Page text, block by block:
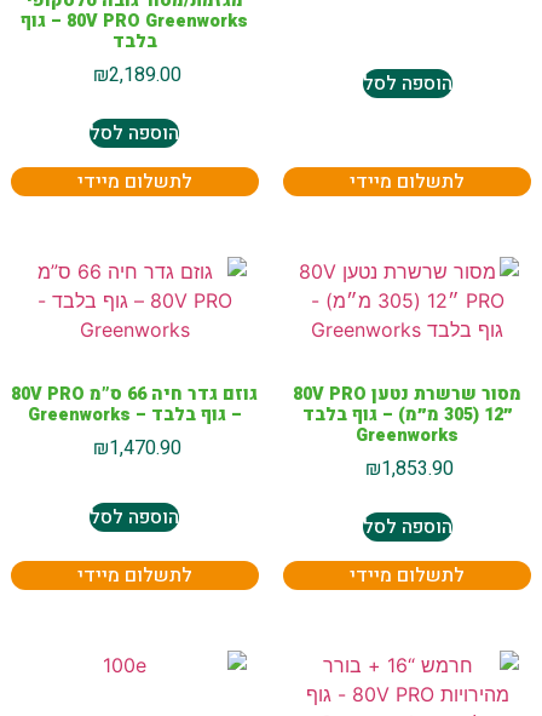
הוספה לסל
לתשלום מיידי
80V PRO Greenworks – גוף
בלבד
₪2,189.00
הוספה לסל
לתשלום מיידי
מסור שרשרת נטען 80V PRO
״12 (305 מ״מ) – גוף בלבד
Greenworks
₪1,853.90
הוספה לסל
לתשלום מיידי
גוזם גדר חיה 66 ס”מ 80V PRO
– גוף בלבד – Greenworks
₪1,470.90
הוספה לסל
לתשלום מיידי